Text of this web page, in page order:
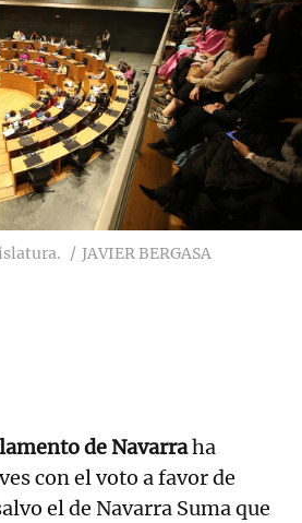
JAVIER BERGASA
de Navarraha
con el voto a favor de
el de Navarra Suma que